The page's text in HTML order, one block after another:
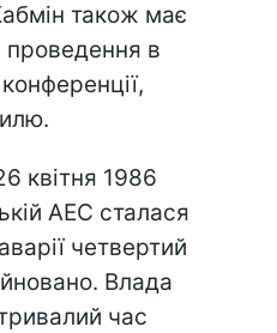
також має
в
квітня 1986
АЕС сталася
четвертий
Влада
час